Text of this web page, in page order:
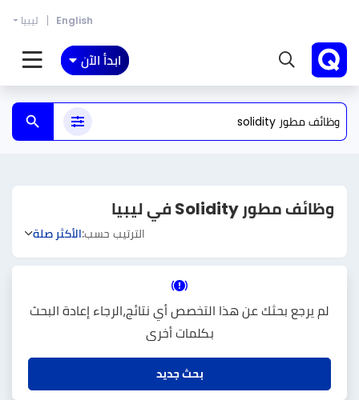
English ليبيا
ابدأ الآن
وظائف مطور Solidity في ليبيا
الترتيب حسب:الأكثر صلة
لم يرجع بحثك عن هذا التخصص أي نتائج،الرجاء إعادة البحث
بكلمات أخرى
بحث جديد